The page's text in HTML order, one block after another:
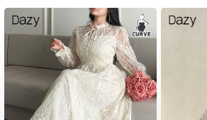
4,80 399K Follower
4,80 399K Follower